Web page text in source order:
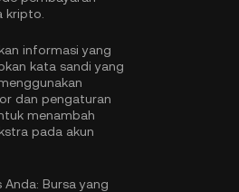
kripto.
informasi yang
kata sandi yang
dan pengaturan
menambah
pada akun
Anda: Bursa yang